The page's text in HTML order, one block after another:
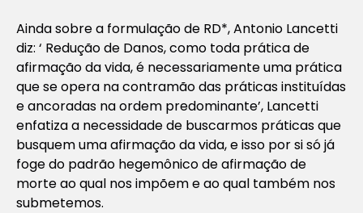
Ainda sobre a formulação de RD*, Antonio Lancetti
diz: ‘ Redução de Danos, como toda prática de
afirmação da vida, é necessariamente uma prática
que se opera na contramão das práticas instituídas
e ancoradas na ordem predominante’, Lancetti
enfatiza a necessidade de buscarmos práticas que
busquem uma afirmação da vida, e isso por si só já
foge do padrão hegemônico de afirmação de
morte ao qual nos impõem e ao qual também nos
submetemos.